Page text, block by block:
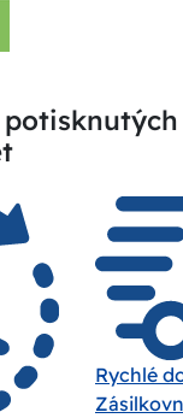
Rychlé